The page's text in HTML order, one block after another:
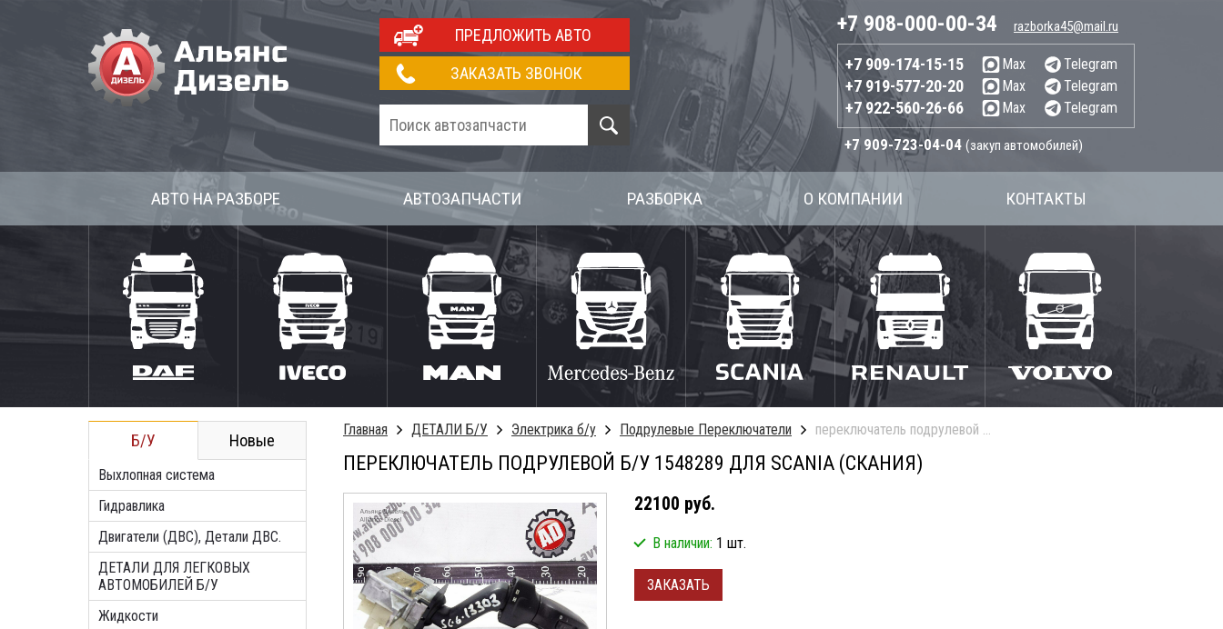
ПРЕДЛОЖИТЬ АВТО
ЗАКАЗАТЬ ЗВОНОК
+7 908-000-00-34 razborka45@mail.ru
+7 909-174-15-15 Max Telegram
+7 919-577-20-20 Max Telegram
+7 922-560-26-66 Max Telegram
+7 909-723-04-04 (закуп автомобилей)
АВТО НА РАЗБОРЕ АВТОЗАПЧАСТИ РАЗБОРКА О КОМПАНИИ КОНТАКТЫ
Б/У Новые
Выхлопная система
Гидравлика
Двигатели (ДВС), Детали ДВС.
ДЕТАЛИ ДЛЯ ЛЕГКОВЫХ
АВТОМОБИЛЕЙ Б/У
Жидкости
Главная ДЕТАЛИ Б/У Электрика б/у Подрулевые Переключатели переключатель подрулевой б/у
ПЕРЕКЛЮЧАТЕЛЬ ПОДРУЛЕВОЙ Б/У 1548289 ДЛЯ SCANIA (СКАНИЯ)
22100 руб.
В наличии: 1 шт.
ЗАКАЗАТЬ